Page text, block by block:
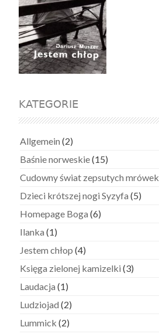
KATEGORIE
Allgemein (2)
Baśnie norweskie(15)
Cudowny świat zepsutych mrówek
Dzieci krótszej nogi Syzyfa (5)
Homepage Boga (6)
Ilanka (1)
Jestem chłop (4)
Księga zielonej kamizelki (3)
Laudacja (1)
Ludziojad (2)
Lummick (2)